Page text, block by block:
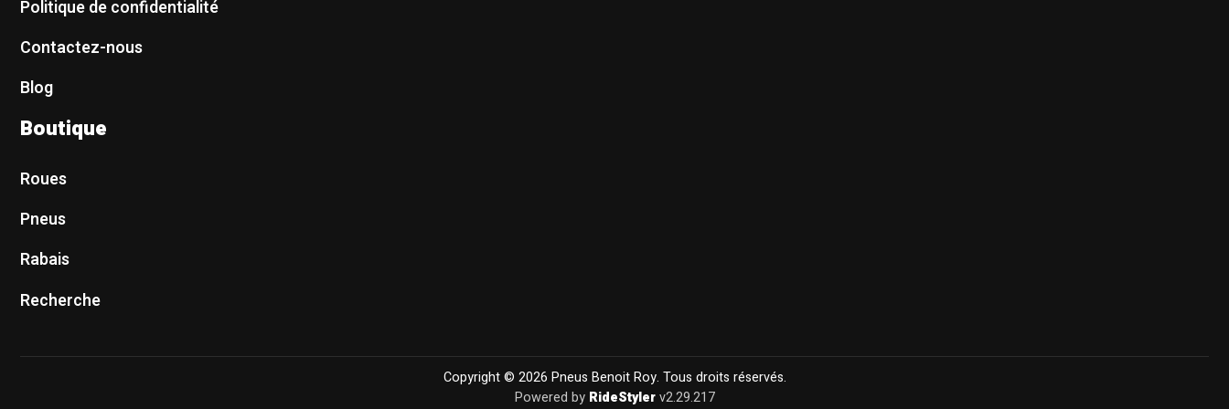
Politique de confidentialité
Contactez-nous
Blog
Boutique
Roues
Pneus
Rabais
Recherche
Copyright © 2026 Pneus Benoit Roy. Tous droits réservés.
Powered by RideStylerv2.29.217